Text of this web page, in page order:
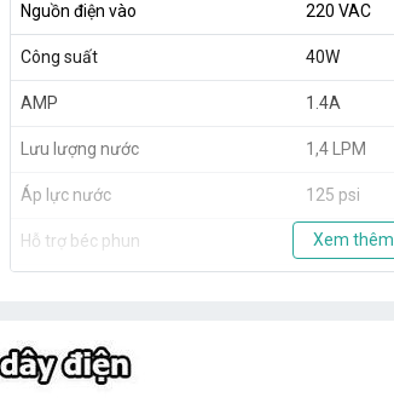
Nguồn điện vào 220 VAC
Công suất 40W
AMP 1.4A
Lưu lượng nước 1,4 LPM
Áp lực nước 125 psi
Hỗ trợ béc phun 10 - 30 béc
Xem thêm